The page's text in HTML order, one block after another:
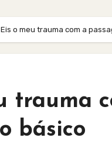
Eis o meu trauma com a
trauma
básico